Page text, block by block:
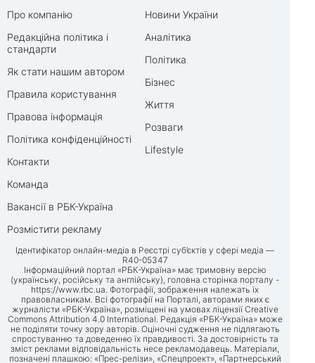
Про компанію
Редакційна політика і
стандарти
Як стати нашим автором
Правила користування
Правова інформація
Політика конфіденційності
Контакти
Команда
Вакансії в РБК-Україна
Розмістити рекламу
Новини України
Аналітика
Політика
Бізнес
Життя
Розваги
Lifestyle
Ідентифікатор онлайн-медіа в Реєстрі суб’єктів у сфері медіа —
R40-05347
Інформаційний портал «РБК-Україна» має тримовну версію
(українську, російську та англійську), головна сторінка порталу -
https://www.rbc.ua. Фотографії, зображення належать їх
правовласникам. Всі фотографії на Порталі, авторами яких є
журналісти «РБК-Україна», розміщені на умовах ліцензії Creative
Commons Attribution 4.0 International. Редакція «РБК-Україна» може
не поділяти точку зору авторів. Оціночні судження не підлягають
спростуванню та доведенню їх правдивості. За достовірність та
зміст реклами відповідальність несе рекламодавець. Матеріали,
позначені плашкою: «Прес-релізи», «Спецпроект», «Партнерський